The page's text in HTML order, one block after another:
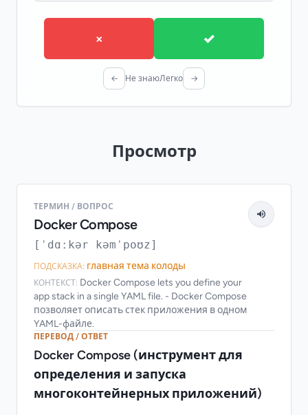
× ✓
← Не знаюЛегко →
Просмотр
ТЕРМИН / ВОПРОС
Docker Compose
[ˈdɑːkər kəmˈpoʊz]
ПОДСКАЗКА: главная тема колоды
КОНТЕКСТ: Docker Compose lets you define your
app stack in a single YAML file. - Docker Compose
позволяет описать стек приложения в одном
YAML-файле.
ПЕРЕВОД / ОТВЕТ
Docker Compose (инструмент для
определения и запуска
многоконтейнерных приложений)